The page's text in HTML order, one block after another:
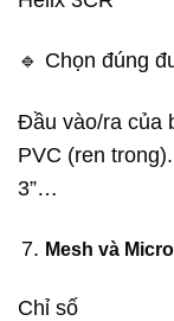
🔹 Chọn đúng
Đầu vào/ra của
PVC (ren
3”…
Mesh và
Chỉ số